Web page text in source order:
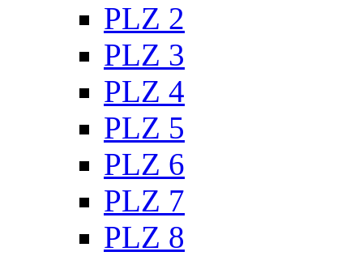
PLZ 2
PLZ 3
PLZ 4
PLZ 5
PLZ 6
PLZ 7
PLZ 8